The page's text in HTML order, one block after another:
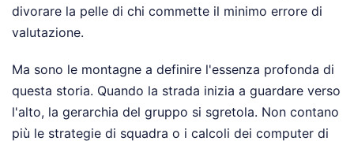
divorare la pelle di chi commette il minimo errore di
valutazione.
Ma sono le montagne a definire l'essenza profonda di
questa storia. Quando la strada inizia a guardare verso
l'alto, la gerarchia del gruppo si sgretola. Non contano
più le strategie di squadra o i calcoli dei computer di